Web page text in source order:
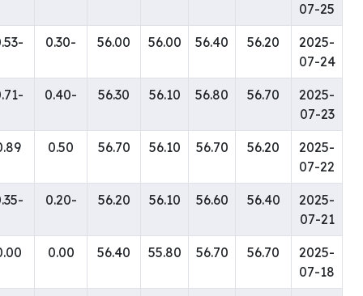
07-25
2025-
07-24
56.20
56.40
56.00
56.00
-0.30
-0.53
2025-
07-23
56.70
56.80
56.10
56.30
-0.40
-0.71
2025-
07-22
56.20
56.70
56.10
56.70
0.50
2025-
07-21
56.40
56.60
56.10
56.20
-0.20
-0.35
2025-
07-18
56.70
56.70
55.80
56.40
0.00